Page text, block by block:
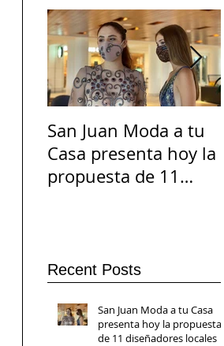
San Juan Moda a tu Casa
presenta hoy la propuesta
de 11 diseñadores locales
Recent Posts
San Juan Moda a tu
Casa presenta hoy la
propuesta de 11